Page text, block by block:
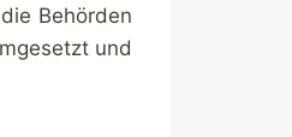
Behörden
und